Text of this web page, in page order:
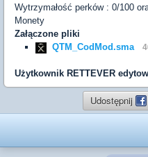
Wytrzymałość perków : 0/100
Monety
Załączone pliki
QTM_CodMod.sma
Użytkownik RETTEVER
Udostępnij